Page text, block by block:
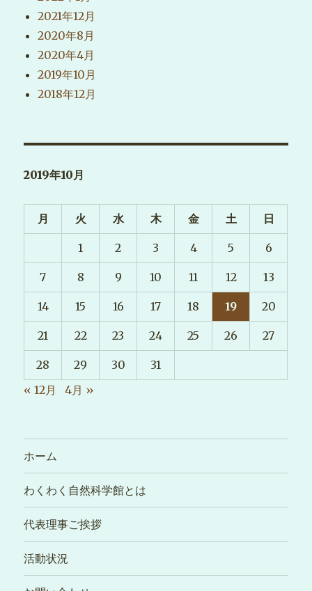
2021年12月
2020年8月
2020年4月
2019年10月
2018年12月
2019年10月
月 火 水 木 金 土 日
1 2 3 4 5 6
7 8 9 10 11 12 13
14 15 16 17 18 19 20
21 22 23 24 25 26 27
28 29 30
31
« 12月
4月 »
ホーム
わくわく自然科学館とは
代表理事ご挨拶
活動状況